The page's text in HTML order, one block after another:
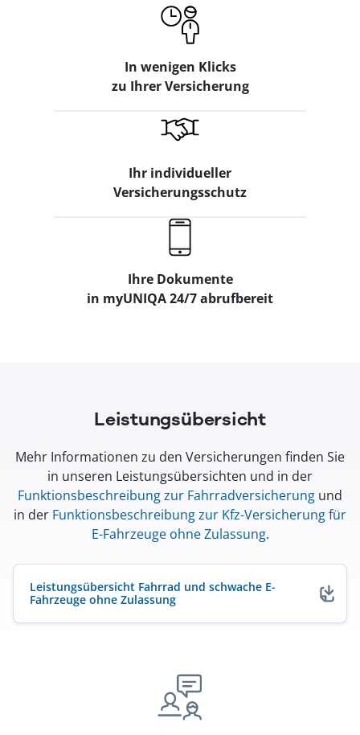
In wenigen Klicks
zu Ihrer Versicherung
Ihr individueller
Versicherungsschutz
Ihre Dokumente
in myUNIQA 24/7 abrufbereit
Leistungsübersicht
Mehr Informationen zu den Versicherungen finden Sie
in unseren Leistungsübersichten und in der
Funktionsbeschreibung zur Fahrradversicherung und
in der Funktionsbeschreibung zur Kfz-Versicherung für
E-Fahrzeuge ohne Zulassung.
Leistungsübersicht Fahrrad und schwache E-
Fahrzeuge ohne Zulassung
(öffnet in neuem Fenster)